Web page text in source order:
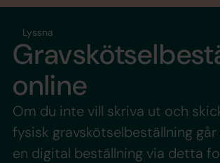
Lyssna
online
Om du inte vill skriva ut och
fysisk gravskötselbeställning
en digital beställning via detta